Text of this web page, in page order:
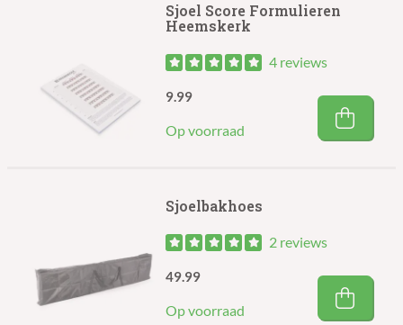
Sjoel Score Formulieren
Heemskerk
4 reviews
Op voorraad
9.99
Sjoelbakhoes
2 reviews
Op voorraad
49.99